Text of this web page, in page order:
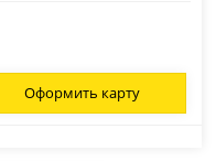
Оформить карту